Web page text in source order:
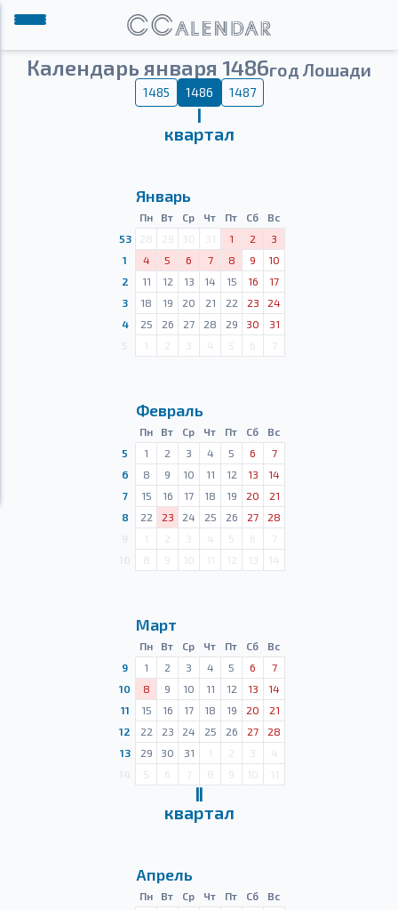
Календарь января 1486год Лошади
1485 1486 1487
Ⅰ
квартал
Январь
Пн Вт Ср Чт Пт Сб
Вс
53
28 29 30 31 1 2
3
1
4 5 6 7 8 9
10
2
11 12 13 14 15 16
17
3
18 19 20 21 22 23
24
4
25 26 27 28 29 30
31
1 2 3 4 5 6 7
Февраль
Пн Вт Ср Чт Пт Сб
Вс
5
1 2 3 4 5 6
7
6
8 9 10 11 12 13
14
7
15 16 17 18 19 20
21
8
22 23 24 25 26 27
28
1 2 3 4 5 6
7
8 9 10 11 12 13 14
Март
Пн Вт Ср Чт Пт Сб
Вс
9
1 2 3 4 5 6
7
10
8 9 10 11 12 13
14
11
15 16 17 18 19 20
21
12
22 23 24 25 26 27
28
13
29 30 31 1 2 3
4
5 6 7 8 9 10 11
Ⅱ
квартал
Апрель
Пн Вт Ср Чт Пт Сб
Вс